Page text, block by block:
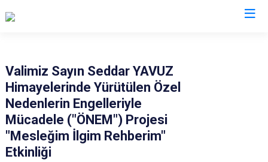
Akçadağ
Arapgir
Arguvan
Battalgazi
Hekimhan
Kale
Kuluncak
Valimiz Sayın Seddar YAVUZ
Himayelerinde Yürütülen Özel
Nedenlerin Engelleriyle
Mücadele ("ÖNEM") Projesi
"Mesleğim İlgim Rehberim"
Etkinliği